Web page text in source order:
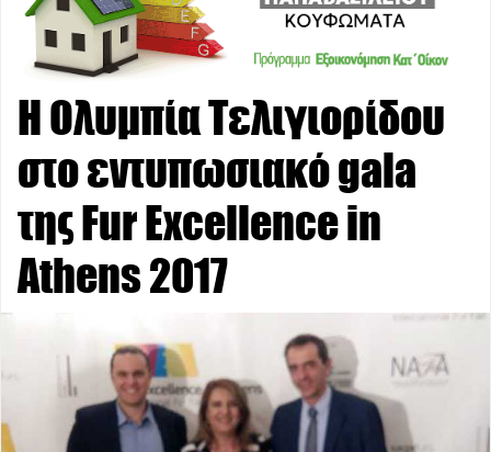
Η Ολυμπία Τελιγιορίδου
στο εντυπωσιακό gala
της Fur Excellence in
Athens 2017